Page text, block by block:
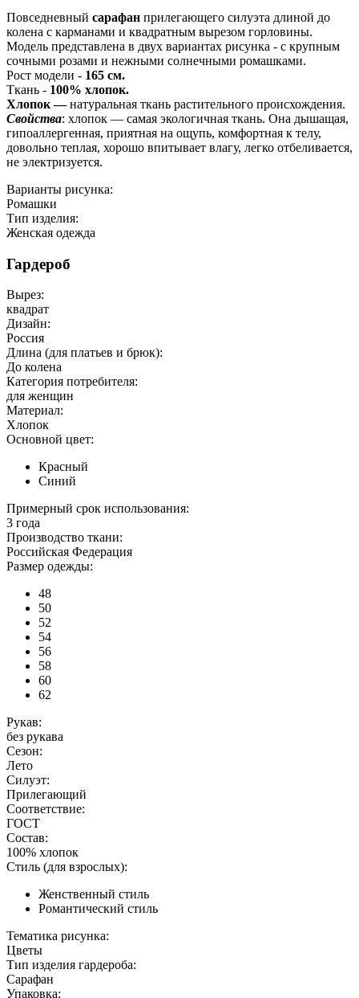
Повседневный сарафан прилегающего силуэта длиной до
колена с карманами и квадратным вырезом горловины.
Модель представлена в двух вариантах рисунка - с крупным
сочными розами и нежными солнечными ромашками.
Рост модели - 165 см.
Ткань - 100% хлопок.
Хлопок —натуральная ткань растительного происхождения.
Свойства: хлопок — самая экологичная ткань. Она дышащая,
гипоаллергенная, приятная на ощупь, комфортная к телу,
довольно теплая, хорошо впитывает влагу, легко отбеливается,
не электризуется.
Варианты рисунка:
Ромашки
Тип изделия:
Женская одежда
Гардероб
Вырез:
квадрат
Дизайн:
Россия
Длина (для платьев и брюк):
До колена
Категория потребителя:
для женщин
Материал:
Хлопок
Основной цвет:
Красный
Синий
Примерный срок использования:
3 года
Производство ткани:
Российская Федерация
Размер одежды:
48
50
52
54
56
58
60
62
Рукав:
без рукава
Сезон:
Лето
Силуэт:
Прилегающий
Соответствие:
ГОСТ
Состав:
100% хлопок
Стиль (для взрослых):
Женственный стиль
Романтический стиль
Тематика рисунка:
Цветы
Тип изделия гардероба:
Сарафан
Упаковка: